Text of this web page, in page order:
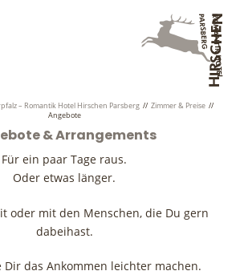
– Romantik Hotel Hirschen Parsberg // Zimmer & Preise //
Angebote
& Arrangements
Für ein paar Tage raus.
Oder etwas länger.
oder mit den Menschen, die Du gern
dabeihast.
Dir das Ankommen leichter machen.